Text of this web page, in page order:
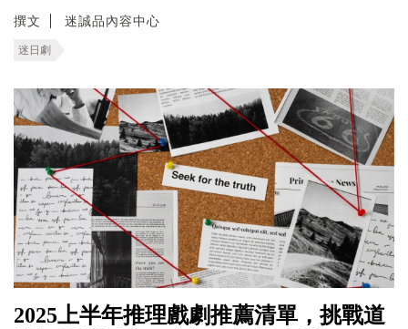
撰文 迷誠品內容中心
迷日劇
2025上半年推理戲劇推薦清單，挑戰道